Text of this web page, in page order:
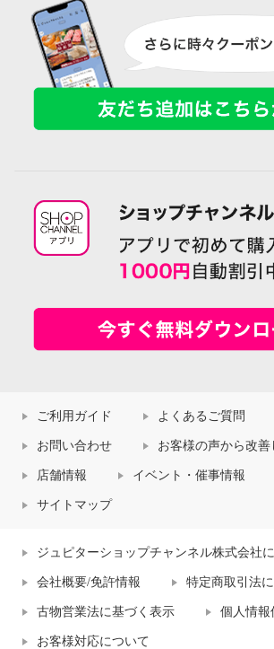
ご利用ガイド よくあるご質問
お問い合わせ お客様の声から改善
店舗情報 イベント・催事情報
サイトマップ
ジュピターショップチャンネル株式会社
会社概要/免許情報 特定商取引法
古物営業法に基づく表示 個人情報
お客様対応について